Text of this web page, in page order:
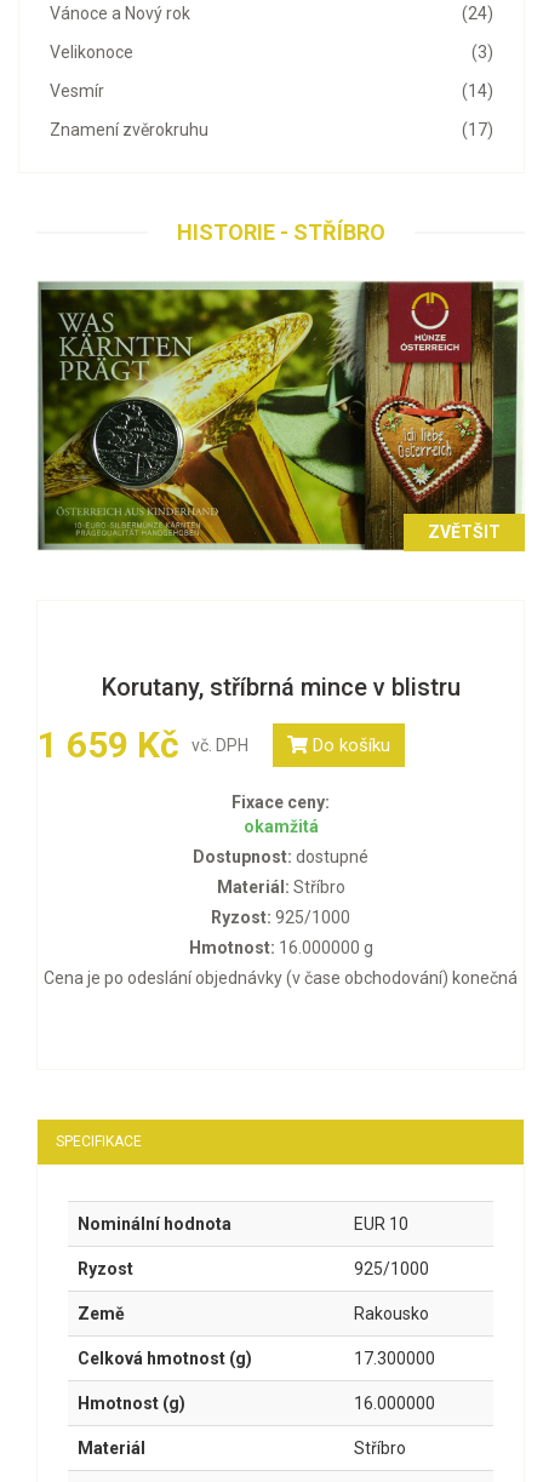
(24)
Vánoce a Nový rok
(3)
Velikonoce
(14)
Vesmír
(17)
Znamení zvěrokruhu
HISTORIE - STŘÍBRO
ZVĚTŠIT
Korutany, stříbrná mince v blistru
1 659 Kč vč. DPH Do košíku
Fixace ceny:
okamžitá
Dostupnost: dostupné
Materiál: Stříbro
Ryzost: 925/1000
Hmotnost: 16.000000 g
Cena je po odeslání objednávky (v čase obchodování) konečná
SPECIFIKACE
Nominální hodnota EUR 10
Ryzost 925/1000
Země Rakousko
Celková hmotnost (g) 17.300000
Hmotnost (g) 16.000000
Materiál Stříbro